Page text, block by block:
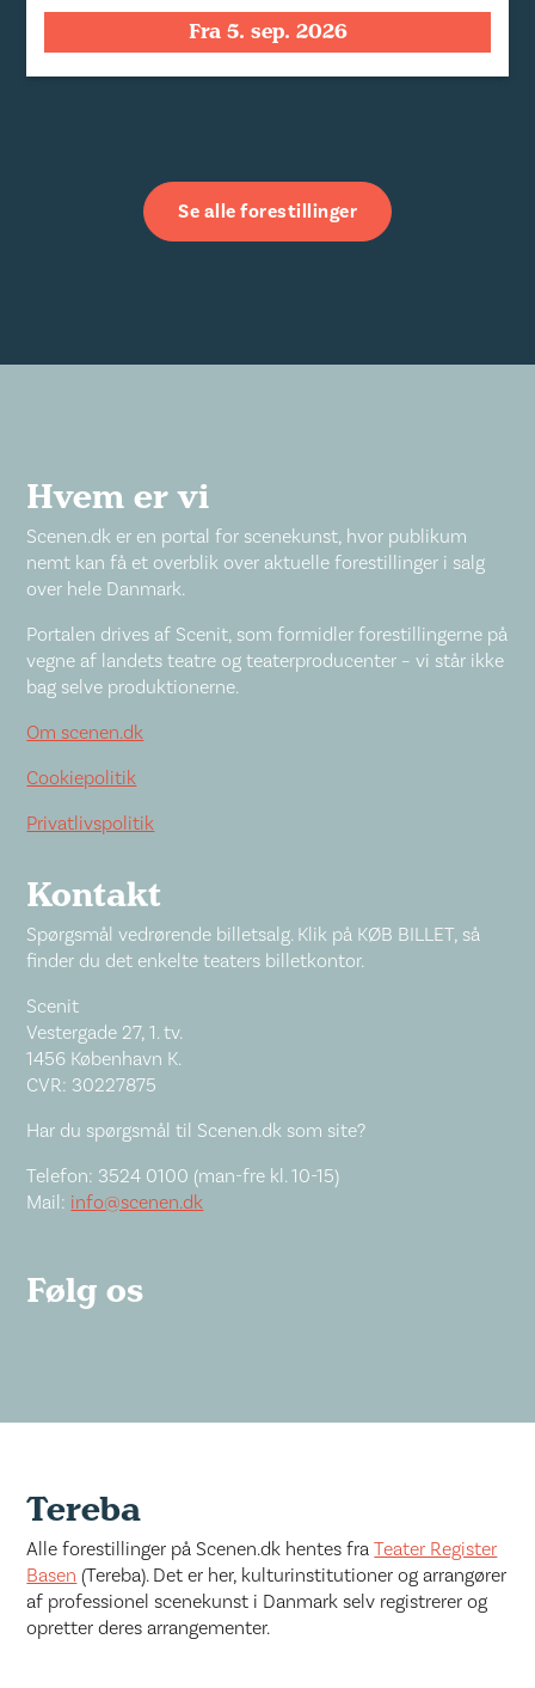
Fra 5. sep. 2026
Se alle forestillinger
Hvem er vi
Scenen.dk er en portal for scenekunst, hvor publikum
nemt kan få et overblik over aktuelle forestillinger i salg
over hele Danmark.
Portalen drives af Scenit, som formidler forestillingerne på
vegne af landets teatre og teaterproducenter – vi står ikke
bag selve produktionerne.
Om scenen.dk
Cookiepolitik
Privatlivspolitik
Kontakt
Spørgsmål vedrørende billetsalg. Klik på KØB BILLET, så
finder du det enkelte teaters billetkontor.
Scenit
Vestergade 27, 1. tv.
1456 København K.
CVR: 30227875
Har du spørgsmål til Scenen.dk som site?
Telefon: 3524 0100 (man-fre kl. 10-15)
Mail: info@scenen.dk
Følg os
Tereba
Alle forestillinger på Scenen.dk hentes fraTeater Register
Basen (Tereba). Det er her, kulturinstitutioner og arrangører
af professionel scenekunst i Danmark selv registrerer og
opretter deres arrangementer.